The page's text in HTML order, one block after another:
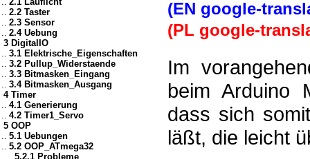
.. 2.2 Taster
.. 2.3 Sensor
.. 2.4 Uebung
3 DigitalIO
.. 3.1 Elektrische_Eigenschaften
.. 3.2 Pullup_Widerstaende
.. 3.3 Bitmasken_Eingang
.. 3.4 Bitmasken_Ausgang
4 Timer
.. 4.1 Generierung
.. 4.2 Timer1_Servo
5 OOP
.. 5.1 Uebungen
.. 5.2 OOP_ATmega32
.... 5.2.1 Probleme
(EN google-
(PL google-
Im
beim Arduino
dass sich
läßt, die leicht